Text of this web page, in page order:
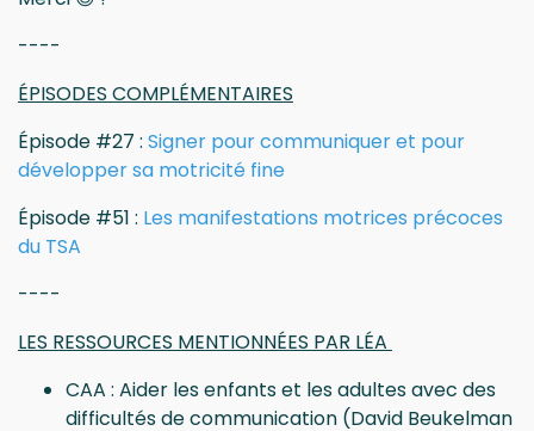
----
ÉPISODES COMPLÉMENTAIRES
Épisode #27 : Signer pour communiquer et pour
développer sa motricité fine
Épisode #51 : Les manifestations motrices précoces
du TSA
----
LES RESSOURCES MENTIONNÉES PAR LÉA
CAA : Aider les enfants et les adultes avec des
difficultés de communication (David Beukelman